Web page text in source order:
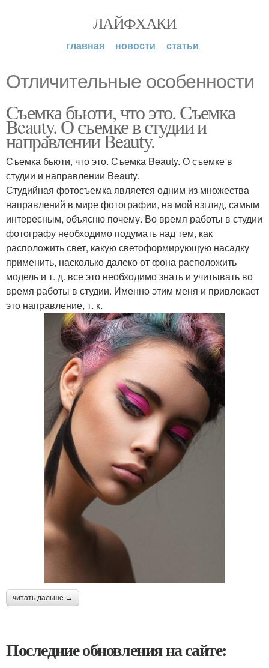
ЛАЙФХАКИ
главная новости статьи
Отличительные особенности
Съемка бьюти, что это. Съемка
Beauty. О съемке в студии и
направлении Beauty.
Съемка бьюти, что это. Съемка Beauty. О съемке в
студии и направлении Beauty.
Студийная фотосъемка является одним из множества
направлений в мире фотографии, на мой взгляд, самым
интересным, объясню почему. Во время работы в студии
фотографу необходимо подумать над тем, как
расположить свет, какую светоформирующую насадку
применить, насколько далеко от фона расположить
модель и т. д. все это необходимо знать и учитывать во
время работы в студии. Именно этим меня и привлекает
это направление, т. к.
читать дальше →
Последние обновления на сайте: